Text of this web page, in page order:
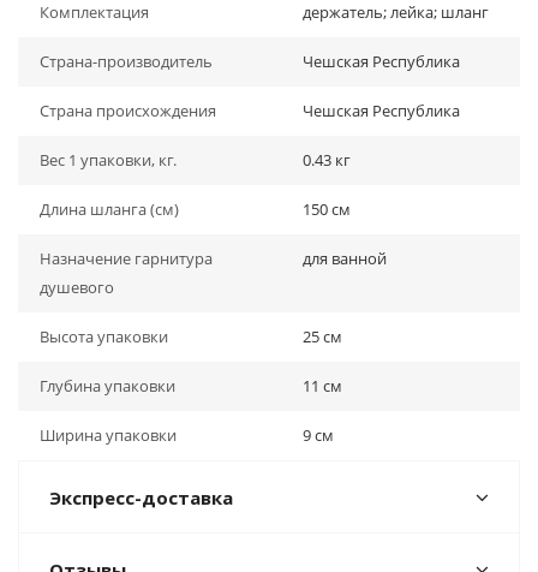
Комплектация держатель; лейка; шланг
Страна-производитель Чешская Республика
Страна происхождения Чешская Республика
Вес 1 упаковки, кг. 0.43 кг
Длина шланга (см) 150 см
Назначение гарнитура
душевого
для ванной
Высота упаковки 25 см
Глубина упаковки 11 см
Ширина упаковки 9 см
Экспресс-доставка